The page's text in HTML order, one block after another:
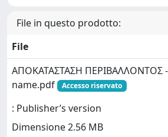
File in questo prodotto:
File
ΑΠΟΚΑΤΑΣΤΑΣΗ ΠΕΡΙΒΑΛΛΟΝΤΟΣ
name.pdf
Accesso riservato
: Publisher’s version
Dimensione 2.56 MB